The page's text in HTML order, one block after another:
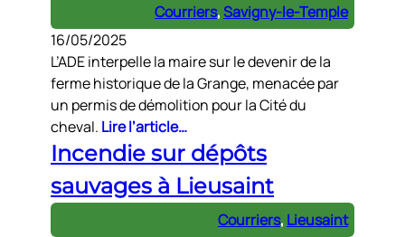
Courriers, Savigny-le-Temple
16/05/2025
L’ADE interpelle la maire sur le devenir de la
ferme historique de la Grange, menacée par
un permis de démolition pour la Cité du
cheval. Lire l’article…
Incendie sur dépôts
sauvages à Lieusaint
Courriers, Lieusaint